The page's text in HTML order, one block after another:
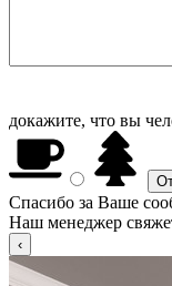
докажите, что вы
Спасибо за Ваше
Наш менеджер